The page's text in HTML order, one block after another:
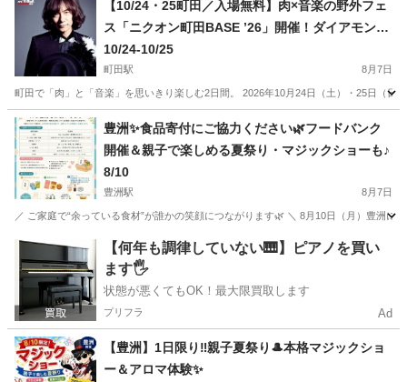
【10/24・25町田／入場無料】肉×音楽の野外フェ
ス「ニクオン町田BASE ’26」開催！ダイアモンド
☆ユカイ、Ｔ字路s、Chage×吉田山田による「吉
田山田柴田」、GoodMoon出演決定！町田シバヒ
ロに人気アーティストと肉料理が集結！家族・子
ども連れのお出かけにもおすすめ
10/24-10/25
町田駅 8月7日
町田で「肉」と「音楽」を思いきり楽しむ2日間。 2026年10月24日（土）・25日（
東京 町田市 町田駅 地域/お祭り 会場
豊洲✨食品寄付にご協力ください🌿フードバンク
開催＆親子で楽しめる夏祭り・マジックショーも♪
8/10
豊洲駅 8月7日
／ ご家庭で“余っている食材”が誰かの笑顔につながります🌿 ＼ 8月10日（月）豊洲
東京 江東区 豊洲駅 地域/お祭り フードバンク
【何年も調律していない🎹】ピアノを買い
ます🖐️
状態が悪くてもOK！最大限買取します
プリフラ Ad
【豊洲】1日限り‼️親子夏祭り🎩本格マジックショ
ー＆アロマ体験✨